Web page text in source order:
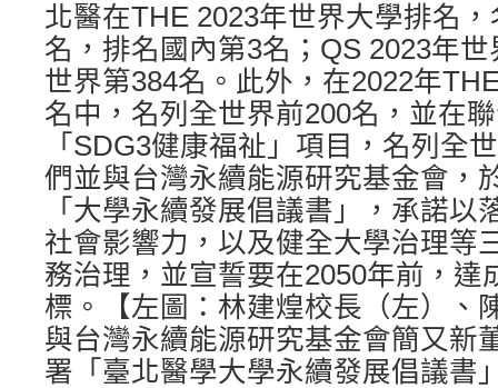
北醫在THE 2023年世界大學排名
名，排名國內第3名；QS 2023年
世界第384名。此外，在2022年
名中，名列全世界前200名，並在
「SDG3健康福祉」項目，名列全
們並與台灣永續能源研究基金會，
「大學永續發展倡議書」，承諾以
社會影響力，以及健全大學治理等
務治理，並宣誓要在2050年前，達
標。【左圖：林建煌校長（左）、
與台灣永續能源研究基金會簡又新
署「臺北醫學大學永續發展倡議書